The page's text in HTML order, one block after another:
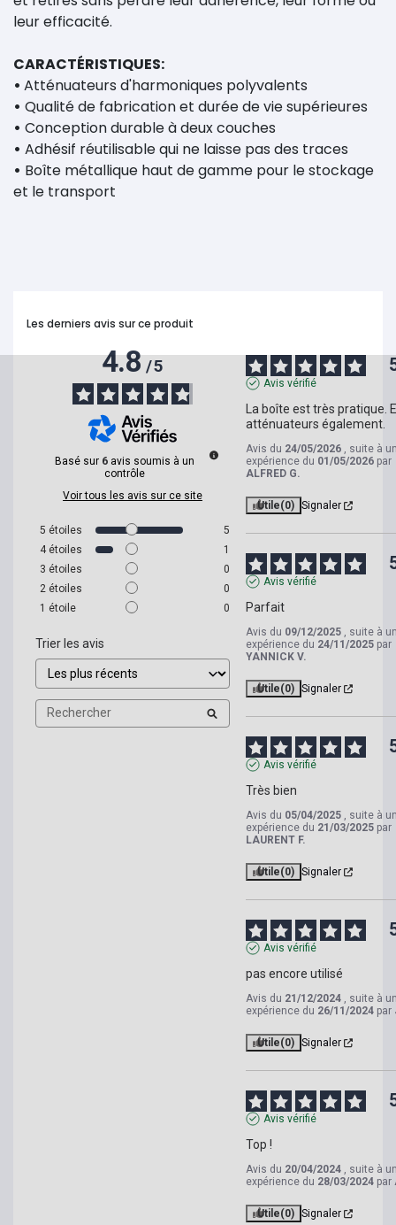
leur efficacité.
CARACTÉRISTIQUES:
• Atténuateurs d'harmoniques polyvalents
• Qualité de fabrication et durée de vie supérieures
• Conception durable à deux couches
• Adhésif réutilisable qui ne laisse pas des traces
• Boîte métallique haut de gamme pour le stockage
et le transport
Les derniers avis sur ce produit
4.8/5
Basé sur 6 avis soumis à un
contrôle
Voir tous les avis sur ce site
5 étoiles
5
4 étoiles
1
3 étoiles
0
2 étoiles
0
1 étoile 0
Trier les avis
Avis vérifié
La boîte est très pratique.
atténuateurs également.
Avis du 24/05/2026 , suite à
expérience du 01/05/2026 par
ALFRED G.
Utile(0) Signaler
Avis vérifié
Parfait
Avis du 09/12/2025 , suite à
expérience du 24/11/2025 par
YANNICK V.
Utile(0) Signaler
Avis vérifié
Très bien
Avis du 05/04/2025 , suite à
expérience du 21/03/2025 par
LAURENT F.
Utile(0) Signaler
Avis vérifié
pas encore utilisé
Avis du 21/12/2024 , suite à
expérience du 26/11/2024 par
Utile(0) Signaler
Avis vérifié
Top !
Avis du 20/04/2024 , suite à
expérience du 28/03/2024 par
Utile(0) Signaler